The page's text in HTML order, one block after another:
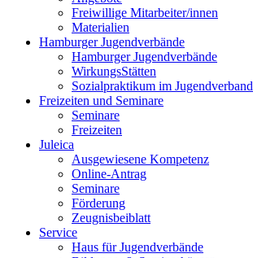
Freiwillige Mitarbeiter/innen
Materialien
Hamburger Jugendverbände
Hamburger Jugendverbände
WirkungsStätten
Sozialpraktikum im Jugendverband
Freizeiten und Seminare
Seminare
Freizeiten
Juleica
Ausgewiesene Kompetenz
Online-Antrag
Seminare
Förderung
Zeugnisbeiblatt
Service
Haus für Jugendverbände